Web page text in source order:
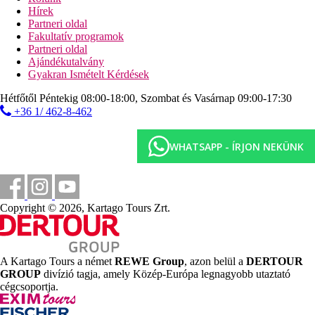
Távolságok
400 m
Vásárlás
500 m
Turisztikai központ
Távolság a legközelebbi repülőtértől
Távolság a tengerparttól
Strand
Napágyak a strandon térítés ellenében
Napernyők a strandon térítés ellenében
Tengerparti nyaralás
Medencék
Hírek
Partneri oldal
Fakultatív programok
Partneri oldal
Ajándékutalvány
Gyakran Ismételt Kérdések
Hétfőtől Péntekig 08:00-18:00, Szombat és Vasárnap 09:00-17:30
+36 1/ 462-8-462
WHATSAPP - ÍRJON NEKÜNK
Copyright © 2026, Kartago Tours Zrt.
A Kartago Tours a német REWE Group, azon belül a DERTOUR
GROUP divízió tagja, amely Közép-Európa legnagyobb utaztató
cégcsoportja.